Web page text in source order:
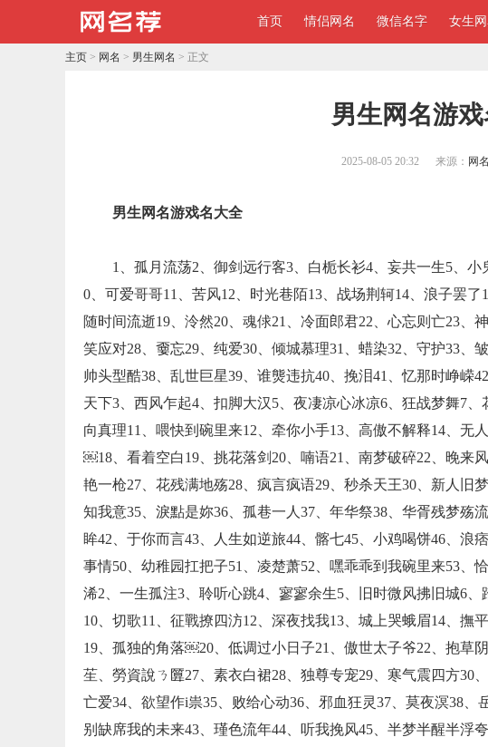
首页 情侣网名 微信名字 女生网
主页 > 网名 > 男生网名 > 正文
男生网名游
2025-08-05 20:32 来源： 网
男生网名游戏名大全
1、孤月流荡2、御剑远行客3、白栀长衫4、妄共一生5、
0、可爱哥哥11、苦风12、时光巷陌13、战场荆轲14、浪子罢
随时间流逝19、泠然20、魂俅21、冷面郎君22、心忘则亡23、
笑应对28、嫑忘29、纯爱30、倾城慕理31、蜡染32、守护33、
帅头型酷38、乱世巨星39、谁熋违抗40、挽泪41、忆那时峥嵘
天下3、西风乍起4、扣脚大汉5、夜凄凉心冰凉6、狂战梦舞7
向真理11、喂快到碗里来12、牵你小手13、高傲不解释14、无
￼18、看着空白19、挑花落剑20、喃语21、南梦破碎22、晚来
艳一枪27、花残满地殇28、疯言疯语29、秒杀天王30、新人旧
知我意35、淚點是妳36、孤巷一人37、年华祭38、华胥残梦殇
眸42、于你而言43、人生如逆旅44、髂七45、小鸡喝饼46、浪
事情50、幼稚园扛把子51、凌楚萧52、嘿乖乖到我碗里来53、
浠2、一生孤注3、聆听心跳4、寥寥余生5、旧时微风拂旧城6
10、切歌11、征戰撩四汸12、深夜找我13、城上哭蛾眉14、撫
19、孤独的角落￼20、低调过小日子21、傲世太子爷22、抱草
苼、勞資說ㄋ匴27、素衣白裙28、独尊专宠29、寒气震四方30
亡爱34、欲望作i祟35、败给心动36、邪血狂灵37、莫夜溟38
别缺席我的未来43、瑾色流年44、听我挽风45、半梦半醒半浮